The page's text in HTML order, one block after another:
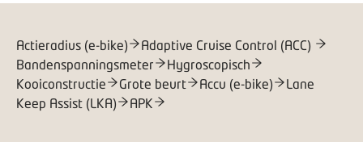
Actieradius (e-bike)
Adaptive Cruise Control (ACC)
Bandenspanningsmeter
Hygroscopisch
Kooiconstructie
Grote beurt Accu (e-bike)
Lane
Keep Assist (LKA)
APK